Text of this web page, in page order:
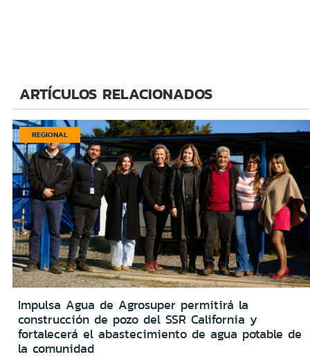
ARTÍCULOS RELACIONADOS
REGIONAL
Impulsa Agua de Agrosuper permitirá la
construcción de pozo del SSR California y
fortalecerá el abastecimiento de agua potable de
la comunidad